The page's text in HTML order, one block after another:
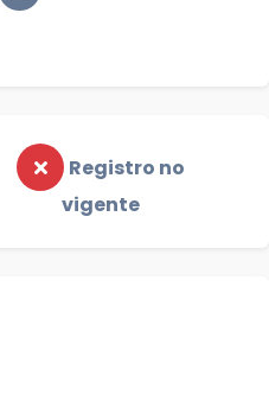
Registro no
vigente